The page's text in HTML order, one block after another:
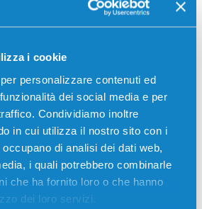
i cookie
personalizzare contenuti ed
dei social media e per
Condividiamo inoltre
in cui utilizza il nostro sito con i
di analisi dei dati web,
i quali potrebbero combinarle
che ha fornito loro o che hanno
dei loro servizi.
PAGARE CON: